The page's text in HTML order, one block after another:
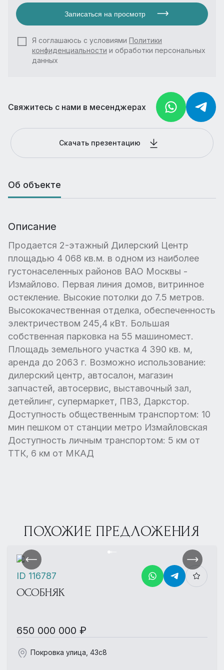
Записаться на просмотр
Я соглашаюсь с условиями Политики
конфиденциальности и обработки персональных
данных
Свяжитесь с нами в месенджерах
Скачать презентацию
Об объекте
Описание
Продается 2-этажный Дилерский Центр
площадью 4 068 кв.м. в одном из наиболее
густонаселенных районов ВАО Москвы -
Измайлово. Первая линия домов, витринное
остекление. Высокие потолки до 7.5 метров.
Высококачественная отделка, обеспеченность
электричеством 245,4 кВт. Большая
собственная парковка на 55 машиномест.
Площадь земельного участка 4 390 кв. м,
аренда до 2063 г. Возможно использование:
дилерский центр, автосалон, магазин
запчастей, автосервис, выставочный зал,
детейлинг, супермаркет, ПВЗ, Даркстор.
Доступность общественным транспортом: 10
мин пешком от станции метро Измайловская
Доступность личным транспортом: 5 км от
ТТК, 6 км от МКАД
ПОХОЖИЕ ПРЕДЛОЖЕНИЯ
ОСОБНЯК
650 000 000 ₽
Покровка улица, 43с8
ID 116787